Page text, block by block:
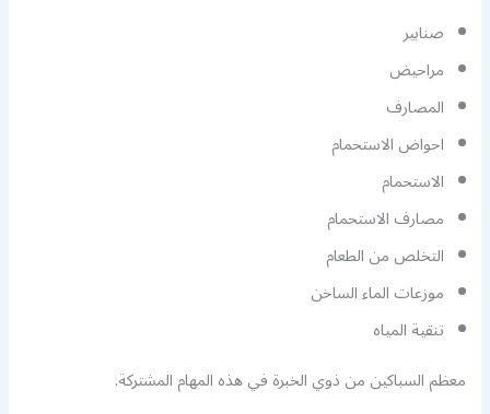
صنابير
مراحيض
المصارف
احواض الاستحمام
الاستحمام
مصارف الاستحمام
التخلص من الطعام
موزعات الماء الساخن
تنقية المياه
معظم السباكين من ذوي الخبرة في هذه المهام المشتركة.